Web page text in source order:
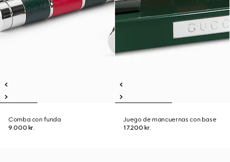
Comba con funda
9.000 kr.
Juego de mancuernas con base
17.200 kr.